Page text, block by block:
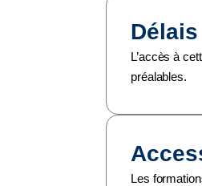
L’accès à
préalables.
Les